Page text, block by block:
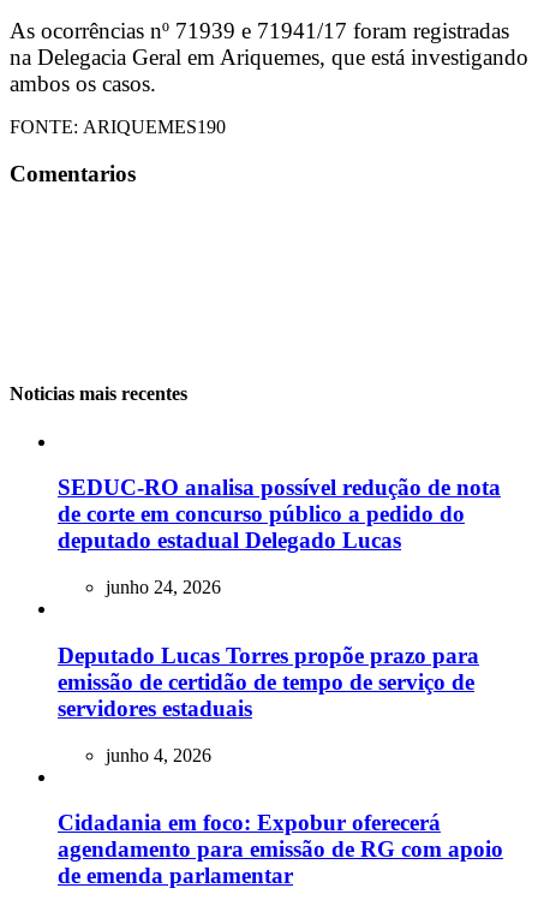
As ocorrências nº 71939 e 71941/17 foram registradas
na Delegacia Geral em Ariquemes, que está investigando
ambos os casos.
FONTE: ARIQUEMES190
Comentarios
Noticias mais recentes
SEDUC-RO analisa possível redução de nota
de corte em concurso público a pedido do
deputado estadual Delegado Lucas
junho 24, 2026
Deputado Lucas Torres propõe prazo para
emissão de certidão de tempo de serviço de
servidores estaduais
junho 4, 2026
Cidadania em foco: Expobur oferecerá
agendamento para emissão de RG com apoio
de emenda parlamentar